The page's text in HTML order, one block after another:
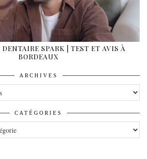
SPARK | TEST ET AVIS À
BORDEAUX
ARCHIVES
CATÉGORIES